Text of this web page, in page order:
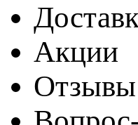
Акции
Отзывы